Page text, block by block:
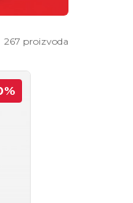
267 proizvoda
%